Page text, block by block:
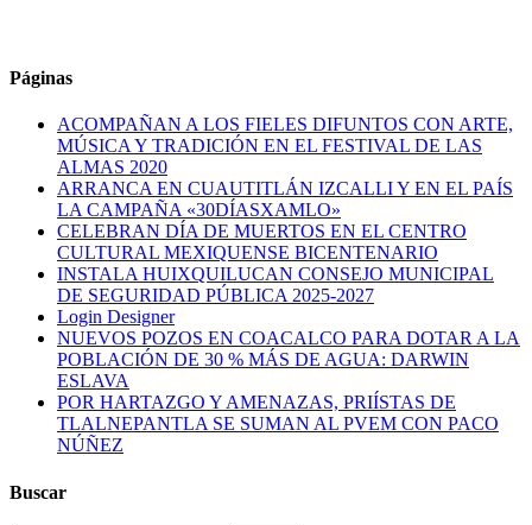
Páginas
ACOMPAÑAN A LOS FIELES DIFUNTOS CON ARTE,
MÚSICA Y TRADICIÓN EN EL FESTIVAL DE LAS
ALMAS 2020
ARRANCA EN CUAUTITLÁN IZCALLI Y EN EL PAÍS
LA CAMPAÑA «30DÍASXAMLO»
CELEBRAN DÍA DE MUERTOS EN EL CENTRO
CULTURAL MEXIQUENSE BICENTENARIO
INSTALA HUIXQUILUCAN CONSEJO MUNICIPAL
DE SEGURIDAD PÚBLICA 2025-2027
Login Designer
NUEVOS POZOS EN COACALCO PARA DOTAR A LA
POBLACIÓN DE 30 % MÁS DE AGUA: DARWIN
ESLAVA
POR HARTAZGO Y AMENAZAS, PRIÍSTAS DE
TLALNEPANTLA SE SUMAN AL PVEM CON PACO
NÚÑEZ
Buscar